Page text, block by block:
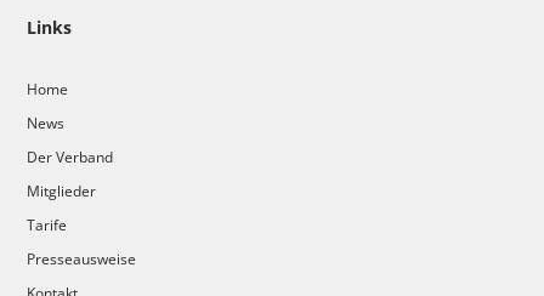
Links
Home
News
Der Verband
Mitglieder
Tarife
Presseausweise